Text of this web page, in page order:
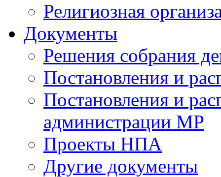
Религиозная
Документы
Решения собрания
Постановления и
Постановления и
администрации МР
Проекты НПА
Другие документы